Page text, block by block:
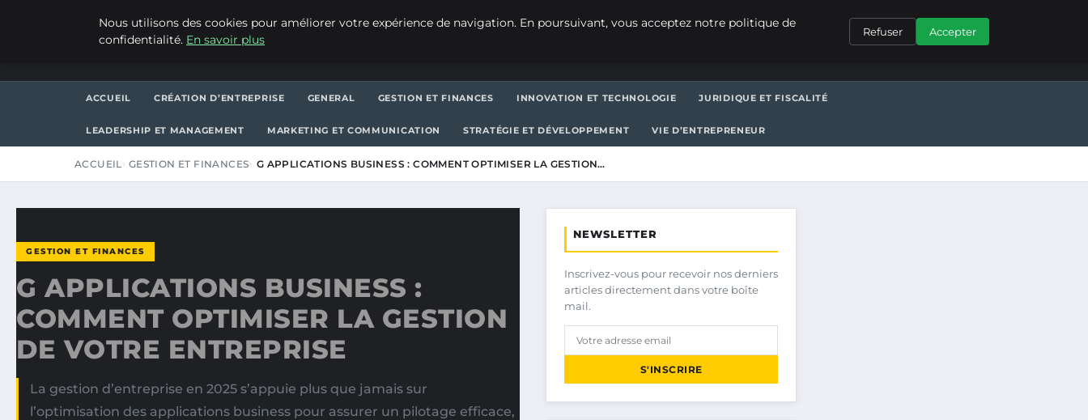
ACCUEIL CRÉATION D’ENTREPRISE GENERAL GESTION ET FINANCES INNOVATION ET TECHNOLOGIE JURIDIQUE ET FISCALITÉ
LEADERSHIP ET MANAGEMENT MARKETING ET COMMUNICATION STRATÉGIE ET DÉVELOPPEMENT VIE D’ENTREPRENEUR
ACCUEIL GESTION ET FINANCES G APPLICATIONS BUSINESS : COMMENT OPTIMISER LA GESTION…
GESTION ET FINANCES
G APPLICATIONS BUSINESS :
COMMENT OPTIMISER LA GESTION
DE VOTRE ENTREPRISE
La gestion d’entreprise en 2025 s’appuie plus que jamais sur
l’optimisation des applications business pour assurer un pilotage efficace,
NEWSLETTER
Inscrivez-vous pour recevoir nos derniers
articles directement dans votre boîte
mail.
S'INSCRIRE
Nous utilisons des cookies pour améliorer votre expérience de navigation. En poursuivant, vous acceptez notre politique de
confidentialité. En savoir plus
Refuser Accepter